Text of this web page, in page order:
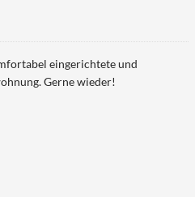
eingerichtete und
Gerne wieder!